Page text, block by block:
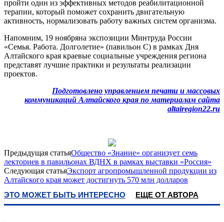
пройти один из эффективных методов реабилитационной
терапии, который поможет сохранить двигательную
активность, нормализовать работу важных систем организма.
Напомним, 19 ноябряна экспозиции Минтруда России
«Семья. Работа. Долголетие» (павильон С) в рамках Дня
Алтайского края краевые социальные учреждения региона
представят лучшие практики и результаты реализации
проектов.
Подготовлено управлением печати и массовых
коммуникаций Алтайского края по материалам сайта
altairegion22.ru
Предыдущая статьяОбщество «Знание» организует семь
лекториев в павильонах ВДНХ в рамках выставки «Россия»
Следующая статьяЭкспорт агропромышленной продукции из
Алтайского края может достигнуть 570 млн долларов
ЭТО МОЖЕТ БЫТЬ ИНТЕРЕСНО ЕЩЕ ОТ АВТОРА